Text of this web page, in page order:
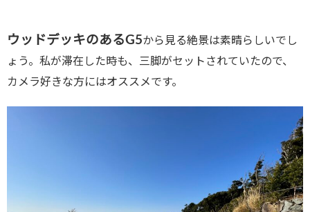
ウッドデッキのあるG5から見る絶景は素晴らしいでし
ょう。私が滞在した時も、三脚がセットされていたので、
カメラ好きな方にはオススメです。